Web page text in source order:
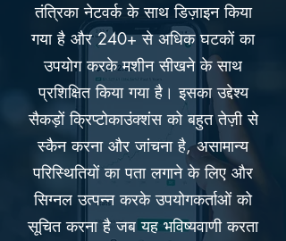
तंत्रिका नेटवर्क के साथ डिज़ाइन किया
गया है और 240+ से अधिक घटकों का
उपयोग करके मशीन सीखने के साथ
प्रशिक्षित किया गया है। इसका उद्देश्य
सैकड़ों क्रिप्टोकाउंक्शंस को बहुत तेज़ी से
स्कैन करना और जांचना है, असामान्य
परिस्थितियों का पता लगाने के लिए और
सिग्नल उत्पन्न करके उपयोगकर्ताओं को
सूचित करना है जब यह भविष्यवाणी करता